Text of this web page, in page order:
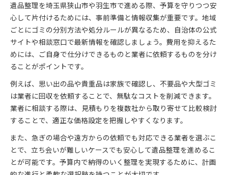
遺品整理を埼玉県狭山市や羽生市で進める際、予算を守りつつ安
心して片付けるためには、事前準備と情報収集が重要です。地域
ごとにゴミの分別方法や処分ルールが異なるため、自治体の公式
サイトや相談窓口で最新情報を確認しましょう。費用を抑えるた
めには、ご自身で仕分けできるものと業者に依頼するものを分け
ることがポイントです。
例えば、思い出の品や貴重品は家族で確認し、不要品や大型ゴミ
は業者に回収を依頼することで、無駄なコストを削減できます。
業者に相談する際は、見積もりを複数社から取り寄せて比較検討
することで、適正な価格設定を把握しやすくなります。
また、急ぎの場合や遠方からの依頼でも対応できる業者を選ぶこ
とで、立ち会いが難しいケースでも安心して遺品整理を進めるこ
とが可能です。予算内で納得のいく整理を実現するために、計画